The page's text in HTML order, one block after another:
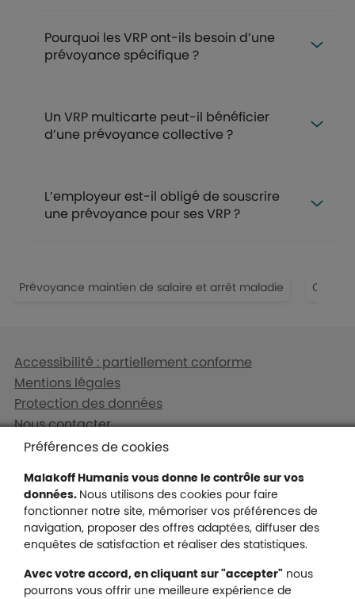
Pourquoi les VRP ont-ils besoin d’une
prévoyance spécifique ?
Un VRP multicarte peut-il bénéficier
d’une prévoyance collective ?
L’employeur est-il obligé de souscrire
une prévoyance pour ses VRP ?
Prévoyance maintien de salaire et arrêt maladie
Liens en bas de page
Accessibilité : partiellement conforme
Mentions légales
Protection des données
Nous contacter
Plan du site
Malakoff Humanis sur Facebook
Malakoff Humanis sur YouTube
Malakoff Humanis sur X
Malakoff Humanis
Footer autres sites
Préférences de cookies
Malakoff Humanis vous donne le contrôle sur vos
données. Nous utilisons des cookies pour faire
fonctionner notre site, mémoriser vos préférences de
navigation, proposer des offres adaptées, diffuser des
enquêtes de satisfaction et réaliser des statistiques.
Avec votre accord, en cliquant sur "accepter" nous
pourrons vous offrir une meilleure expérience de